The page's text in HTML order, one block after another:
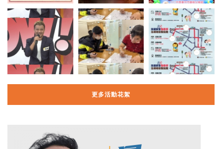
更多活動花絮